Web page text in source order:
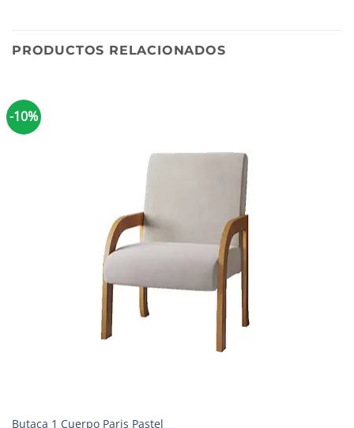
PRODUCTOS RELACIONADOS
-10%
Butaca 1 Cuerpo Paris Pastel